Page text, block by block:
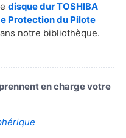
disque dur TOSHIBA
Protection du Pilote
notre bibliothèque.
en charge votre